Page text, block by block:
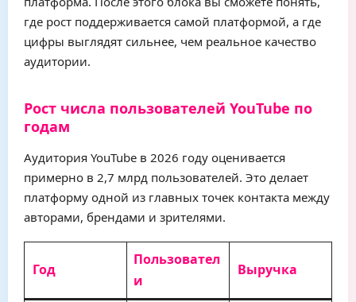
где рост поддерживается самой платформой, а где
цифры выглядят сильнее, чем реальное качество
аудитории.
Рост числа пользователей YouTube по
годам
Аудитория YouTube в 2026 году оценивается
примерно в 2,7 млрд пользователей. Это делает
платформу одной из главных точек контакта между
авторами, брендами и зрителями.
Год
Пользовател
и
Выручка